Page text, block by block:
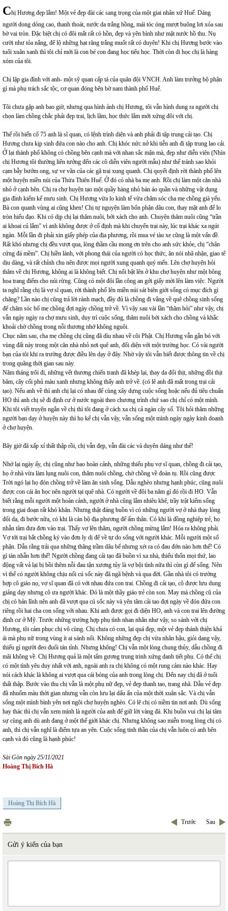
Chị Hương đẹp lắm! Một vẻ đẹp đài các sang trọng của một giai nhân xứ Huế. Dáng
người dong dỏng cao, thanh thoát, nước da trắng hồng, mái tóc óng mượt buông lơi xỏa sau
bờ vai tròn. Đặc biệt chị có đôi mắt rất có hồn, đẹp và yên bình như mặt nước hồ thu. Nụ
cười như tỏa nắng, để lộ những hạt răng trắng muốt rất có duyên! Khi chị Hương bước vào
tuổi xuân xanh thì tôi chỉ mới là con bé con đang học tiểu học. Thời còn đi học chị là hàng
xóm của tôi.
Chị lập gia đình với anh- một sỹ quan cấp tá của quân đội VNCH. Anh làm trưởng bộ phận
gì mà phụ trách sắc tộc, cơ quan đóng bên bờ nam thành phố Huế.
Tôi chưa gặp anh bao giờ, nhưng qua hình ảnh chị Hương, tôi vẫn hình dung ra người chị
chọn làm chồng chắc phải đẹp trai, lịch lãm, học thức lắm mới xứng đôi với chị.
Thế rồi biến cố 75 anh là sĩ quan, có lệnh trình diện và anh phải đi tập trung cải tạo. Chị
Hương chưa kịp sinh đứa con nào cho anh. Chị khóc nức nở khi tiễn anh đi tập trung lao cải.
Ở lại thành phố không có chồng bên cạnh mà với nhan sắc mặn mà, đẹp như diễn viên (Nhìn
chị Hương tôi thường liên tưởng đến các cô diễn viên người mẫu) như thế tránh sao khỏi
cạm bẫy bướm ong, sự ve vãn của các gã trai xung quanh. Chị quyết định rời thành phố lên
một huyện miền núi của Thừa Thiên Huế. Ở đó có nhà ba mẹ anh. Rồi chị làm một căn nhà
nhỏ ở cạnh bên. Chị ra chợ huyện tạo một quầy hàng nhỏ bán áo quần và những vật dụng
gia đình kiếm kế mưu sinh. Chị Hương vừa lo kinh tế vừa chăm sóc cha mẹ chồng già yếu.
Bà con quanh vùng ai cũng khen! Chị tự nguyện làm bổn phận dâu con, thay mặt anh để lo
tròn hiếu đạo. Khi có dịp chị lại thăm nuôi, bới xách cho anh. Chuyện thăm nuôi cũng “trần
ai khoai củ lắm” vì anh không được ở cố định mà khi chuyển trại này, lúc trại khác xa ngút
ngàn. Mỗi lần đi phải xin giấy phép của địa phương, rồi mua vé tàu xe cũng là một vấn đề.
Rất khó nhưng chị đều vượt qua, lòng thầm cầu mong ơn trên cho anh sức khỏe, chị “chân
cứng đá mềm”. Chị hiền lành, với phong thái của người có học thức, ăn nói nhã nhặn, giao tế
dịu dàng, và rất chỉnh chu nên được mọi người xung quanh quý mến. Lên chợ huyện hỏi
thăm về chị Hương, không ai là không biết. Chị nổi bật lên ở khu chợ huyện như một bông
hoa trang điểm cho núi rừng. Cũng có một đôi lần công an gởi giấy mời lên làm việc. Người
ta nghĩ rằng chị là vợ sĩ quan, rời thành phố lên miền núi sát biên giới sống có mục đích gì
chăng? Lần nào chị cũng trả lời rành mạch, đầy đủ là chồng đi vắng về quê chồng sinh sống
để chăm sóc bố mẹ chồng đợi ngày chồng trở về. Vì vậy sau vài lần “thăm hỏi” như vậy, chị
vẫn ngày ngày ra chợ mưu sinh, duy trì cuộc sống, thăm nuôi bới xách cho chồng và khắc
khoải chờ chồng trong nỗi thương nhớ không nguôi.
Chục năm sau, cha mẹ chồng chị cũng đã dìu nhau về cõi Phật. Chị Hương vẫn gắn bó với
vùng đất này trong một căn nhà nhỏ nơi quê anh, đối diện với một trường học. Có vài người
bạn của tôi khi ra trường được điều lên dạy ở đây. Nhờ vậy tôi vẫn biết được thông tin về chị
trong quãng thời gian sau này.
Năm tháng trôi đi, những vết thương chiến tranh đã khép lại, thay da đổi thịt, những đồi thịt
băm, cây cối phủ màu xanh nhưng không thấy anh trở về. (có lẽ anh đã mất trong trại cải
tạo). Nếu anh về thì anh chị lại có nhau để cùng xây dựng cuộc sống hoặc nếu đủ tiêu chuẩn
HO thì anh chị sẽ đi định cư ở nước ngoài theo chương trình chứ sao chị chỉ có một mình.
Khi tôi viết truyện ngắn về chị thì tôi đang ở cách xa chị cả ngàn cây số. Tôi hỏi thăm những
người bạn dạy ở huyện này thì họ kể chị vẫn vậy, vẫn sống một mình ngày ngày kinh doanh
ở chợ huyện.
Bây giờ đã xấp xỉ thất thập rồi, chị vẫn đẹp, vẫn đài các và duyên dáng như thế!
Nhớ lại ngày ấy, chị cũng như bao hoàn cảnh, những thiếu phụ vợ sĩ quan, chồng đi cải tạo,
họ ở nhà vừa làm lụng nuôi con, thăm nuôi chồng, chờ chồng về đoàn tụ. Rồi cũng được
Trời ngó lại họ đón chồng trở về làm ăn sinh sống. Dẫu nghèo nhưng hạnh phúc, cũng nuôi
được con cái ăn học nên người tại quê nhà. Có người về đôi ba năm gì đó rồi đi HO. Vẫn
biết rằng mỗi người một hoàn cảnh, người ở nhà cũng lắm nhiêu khê, trầy trật kiếm sống
trong giai đoạn rất khó khăn. Nhưng thật đáng buồn vì có những người vợ ở nhà thay lòng
đổi dạ, đi bước nữa, có khi là cán bộ địa phương để ấm thân. Có khi là đồng nghiệp trẻ, họ
nhẫn tâm đưa đơn vào trại. Thấy vợ lên thăm, người chồng mừng lắm! Hóa ra không phải.
Vợ tới trại bắt chồng ký vào đơn ly dị để về tự do sống với người khác. Mỗi người một số
phận. Dẫu rằng trải qua những thăng trầm dâu bể nhưng xét ra có đau đớn nào hơn thế! Có
gì tàn nhẫn hơn thế! Người chồng đang cải tạo đã buồn vì xa nhà, thiếu thốn mọi thứ, lao
động vất vả lại bị bồi thêm nỗi đau tận xương tủy là vợ bội tình nữa thì còn gì để sống. Nên
vì thế có người không chịu nổi cú sốc này đã ngã bệnh và qua đời. Gần nhà tôi có trường
hợp cô giáo nọ, vợ sĩ quan đã có với nhau đứa con trai. Chồng đi cải tạo, cô được lưu dung
giảng dạy nhưng cô ưa người khác. Đó là một thầy giáo trẻ còn son. May mà chồng cũ của
chị có bản lĩnh nên anh đã vượt qua cú sốc này và yên tâm cải tao đợi ngày về đón đứa con
riêng rồi hai cha con sống với nhau. Khi anh được gọi đi diện HO, anh và con trai lên đường
định cư ở Mỹ. Trước những trường hợp phụ tình nhan nhãn như vậy, so sánh với chị
Hương, tôi cảm phục chị vô cùng. Chị chưa có con, lại quá đẹp, một vẻ đẹp thánh thiện khả
ái mà phụ nữ trong vùng ít ai sánh nổi. Không những đẹp chị vừa nhân hậu, giỏi dang vậy,
thiếu gì người đeo đuổi tán tỉnh. Nhưng không! Chị vẫn một lòng chung thủy, dẫu chồng đi
mãi không về. Chị Hương quả là một tấm gương trung trinh xứng danh tiết phụ. Có thể chị
có một tình yêu duy nhất với anh, ngoài anh ra chị không có một rung cảm nào khác. Hay
nói cách khác là không ai vượt qua cái bóng của anh trong lòng chị. Đến nay chị đã ở tuổi
thất thập. Bước vào thu chị vẫn là một phụ nữ đẹp, vẻ đẹp thanh tao, trang nhã. Dẫu vẻ đẹp
đã nhuốm màu thời gian nhưng vẫn còn lưu lại dấu ấn của một thời xuân sắc. Và chị vẫn
sống một mình bình yên nơi ngôi chợ huyện nghèo. Có lẽ chị có niềm tin nơi anh. Dù sống
hay thác thì chị vẫn xem mình là người của anh để giữ lời vàng đá. Khi buồn vui chị lại tâm
sự cùng anh dù anh đang ở một thế giới khác chị. Nhưng không sao miễn trong lòng chị có
anh, thì chị vẫn nghĩ là điểm tựa an yên. Cuộc sống tinh thần của chị vẫn luôn có anh bên
cạnh và đó cũng là hạnh phúc!
Sài Gòn ngày 25/11/2021
Hoàng Thị Bích Hà
Hoàng Thị Bích Hà
Trước Sau
Gửi ý kiến của bạn